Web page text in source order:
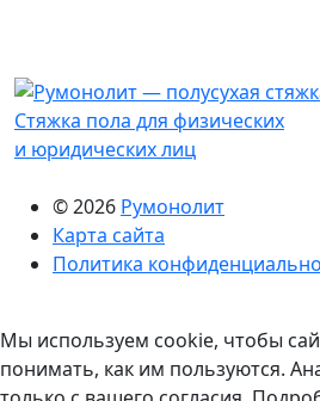
Стяжка пола для физических
и юридических лиц
© 2026 Румонолит
Карта сайта
Политика
Мы используем cookie, чтобы
понимать, как им пользуются.